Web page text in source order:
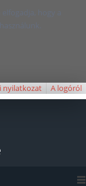
elfogadja, hogy a
nyilatkozat A logóról